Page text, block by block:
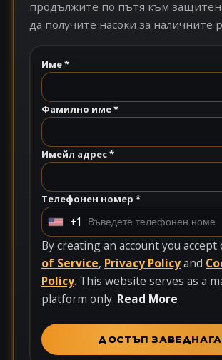
продължите по пътя към
да получите насоки за наличните
Име *
Фамилно име *
Имейл адрес *
Телефонен номер *
U
n
i
t
e
t
+1
By creating an account you accept
of Service, Privacy Policyand
Policy. This website serves as a
platform only. Read More
ДОСТЪП ЗАВЕДНАГА